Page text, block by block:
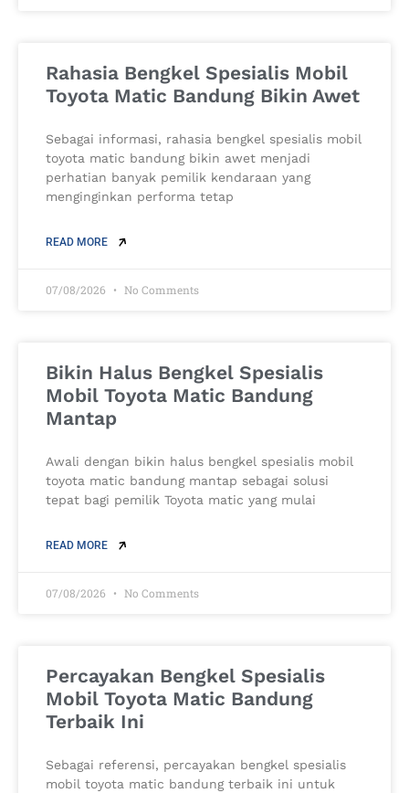
Rahasia Bengkel Spesialis Mobil
Toyota Matic Bandung Bikin Awet
Sebagai informasi, rahasia bengkel spesialis mobil
toyota matic bandung bikin awet menjadi
perhatian banyak pemilik kendaraan yang
menginginkan performa tetap
READ MORE
07/08/2026 No Comments
Bikin Halus Bengkel Spesialis
Mobil Toyota Matic Bandung
Mantap
Awali dengan bikin halus bengkel spesialis mobil
toyota matic bandung mantap sebagai solusi
tepat bagi pemilik Toyota matic yang mulai
READ MORE
07/08/2026 No Comments
Percayakan Bengkel Spesialis
Mobil Toyota Matic Bandung
Terbaik Ini
Sebagai referensi, percayakan bengkel spesialis
mobil toyota matic bandung terbaik ini untuk